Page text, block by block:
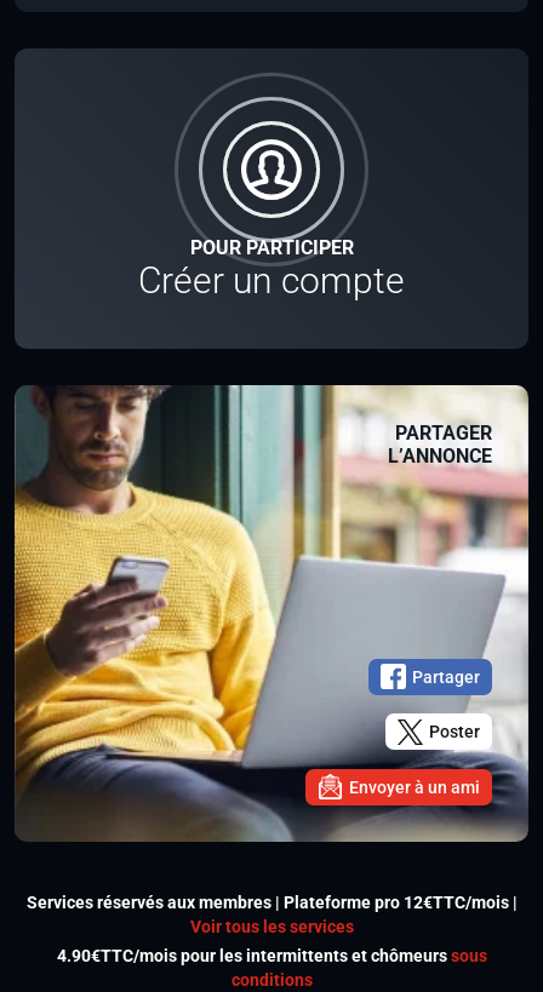
POUR PARTICIPER
Créer un compte
PARTAGER
L’ANNONCE
Partager
Poster
Envoyer à un ami
Services réservés aux membres | Plateforme pro 12€TTC/mois |
Voir tous les services
4.90€TTC/mois pour les intermittents et chômeurssous
conditions